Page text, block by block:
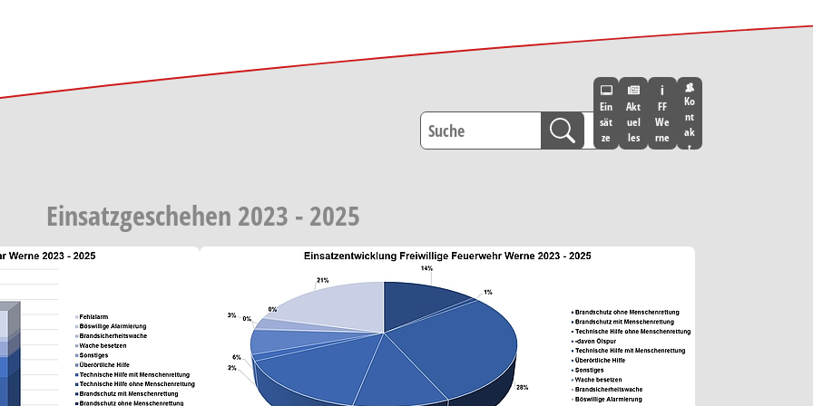
Ein
sät
ze
Akt
uel
les
FF
We
rne
Ko
nt
ak
t
Einsatzgeschehen 2023 - 2025
version Show larger version